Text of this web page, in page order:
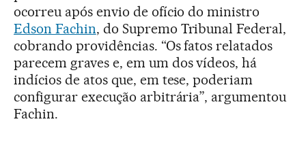
ocorreu após envio de ofício do ministro
Edson Fachin, do Supremo Tribunal Federal,
cobrando providências. “Os fatos relatados
parecem graves e, em um dos vídeos, há
indícios de atos que, em tese, poderiam
configurar execução arbitrária”, argumentou
Fachin.